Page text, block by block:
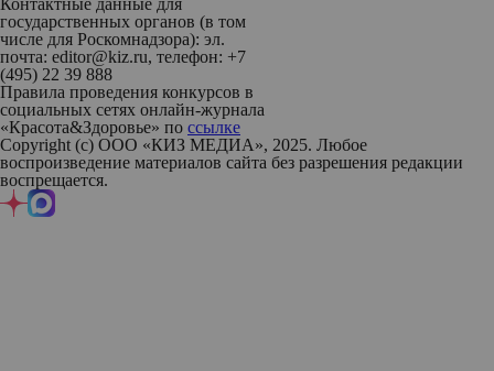
государственных органов (в том
числе для Роскомнадзора): эл.
почта: editor@kiz.ru, телефон: +7
(495) 22 39 888
Правила проведения конкурсов в
социальных сетях онлайн-журнала
«Красота&Здоровье» по ссылке
Copyright (с) ООО «КИЗ МЕДИА», 2025. Любое
воспроизведение материалов сайта без разрешения редакции
воспрещается.